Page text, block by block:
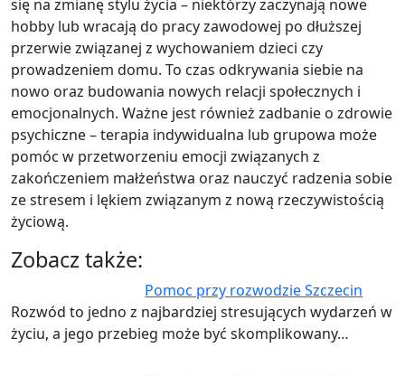
się na zmianę stylu życia – niektórzy zaczynają nowe
hobby lub wracają do pracy zawodowej po dłuższej
przerwie związanej z wychowaniem dzieci czy
prowadzeniem domu. To czas odkrywania siebie na
nowo oraz budowania nowych relacji społecznych i
emocjonalnych. Ważne jest również zadbanie o zdrowie
psychiczne – terapia indywidualna lub grupowa może
pomóc w przetworzeniu emocji związanych z
zakończeniem małżeństwa oraz nauczyć radzenia sobie
ze stresem i lękiem związanym z nową rzeczywistością
życiową.
Zobacz także:
Pomoc przy rozwodzie Szczecin
Rozwód to jedno z najbardziej stresujących wydarzeń w
życiu, a jego przebieg może być skomplikowany…